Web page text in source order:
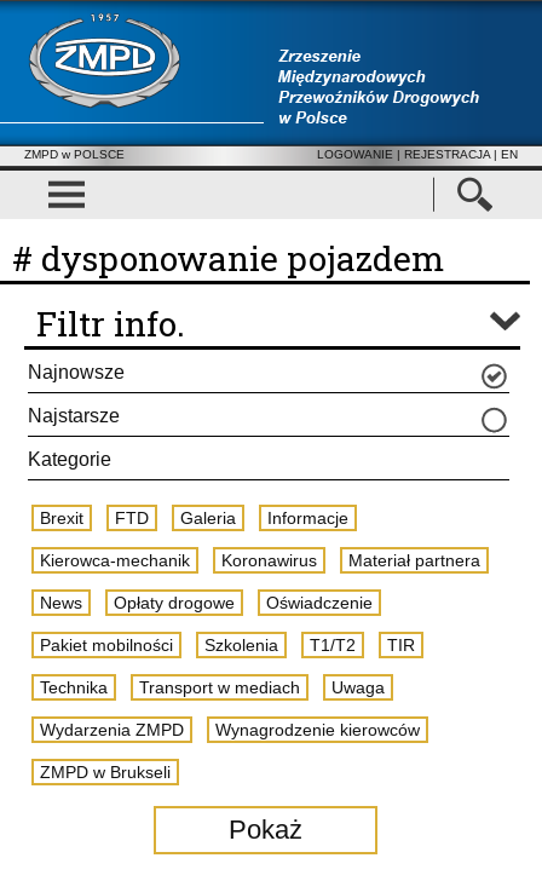
ZMPD w POLSCE LOGOWANIE | REJESTRACJA | EN
# dysponowanie pojazdem
Filtr info.
Najnowsze
Najstarsze
Kategorie
Brexit FTD Galeria Informacje
Kierowca-mechanik Koronawirus Materiał partnera
News Opłaty drogowe Oświadczenie
Pakiet mobilności Szkolenia T1/T2 TIR
Technika Transport w mediach Uwaga
Wydarzenia ZMPD Wynagrodzenie kierowców
ZMPD w Brukseli
Pokaż